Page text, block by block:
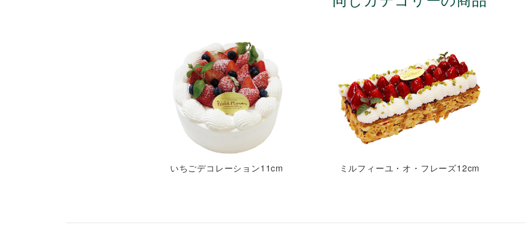
いちごデコレーション11cm ミルフィーユ・オ・フレーズ12cm